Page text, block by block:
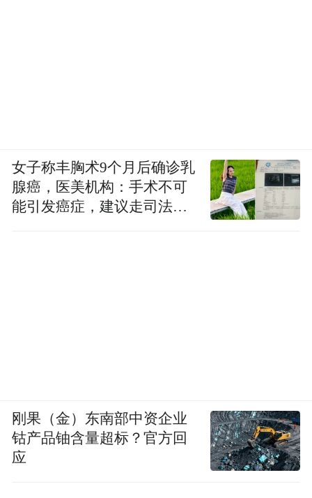
女子称丰胸术9个月后确诊乳
腺癌，医美机构：手术不可
能引发癌症，建议走司法途
刚果（金）东南部中资企业
钴产品铀含量超标？官方回
应